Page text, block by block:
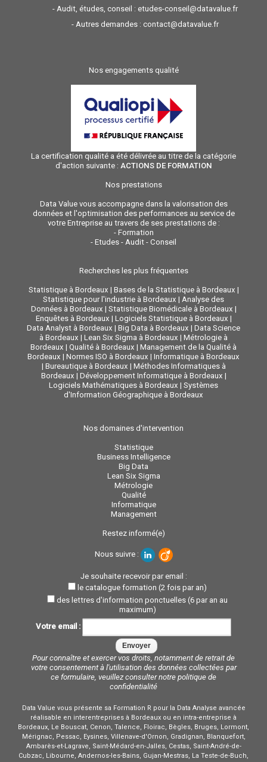
- Audit, études, conseil : etudes-conseil@datavalue.fr
- Autres demandes : contact@datavalue.fr
Nos engagements qualité
La certification qualité a été délivrée au titre de la catégorie
d'action suivante : ACTIONS DE FORMATION
Nos prestations
Data Value vous accompagne dans la valorisation des
données et l'optimisation des performances au service de
votre Entreprise au travers de ses prestations de :
- Formation
- Etudes - Audit - Conseil
Recherches les plus fréquentes
Statistique à Bordeaux | Bases de la Statistique à Bordeaux |
Statistique pour l'industrie à Bordeaux | Analyse des
Données à Bordeaux | Statistique Biomédicale à Bordeaux |
Enquêtes à Bordeaux | Logiciels Statistique à Bordeaux |
Data Analyst à Bordeaux | Big Data à Bordeaux | Data Science
à Bordeaux | Lean Six Sigma à Bordeaux | Métrologie à
Bordeaux | Qualité à Bordeaux | Management de la Qualité à
Bordeaux | Normes ISO à Bordeaux | Informatique à Bordeaux
| Bureautique à Bordeaux | Méthodes Informatiques à
Bordeaux | Développement Informatique à Bordeaux |
Logiciels Mathématiques à Bordeaux | Systèmes
d'Information Géographique à Bordeaux
Nos domaines d'intervention
Statistique
Business Intelligence
Big Data
Lean Six Sigma
Métrologie
Qualité
Informatique
Management
Restez informé(e)
Nous suivre :
Je souhaite recevoir par email :
le catalogue formation (2 fois par an)
des lettres d'information ponctuelles (6 par an au
maximum)
Votre email :
Pour connaître et exercer vos droits, notamment de retrait de
votre consentement à l'utilisation des données collectées par
ce formulaire, veuillez consulter notre politique de
confidentialité
Data Value vous présente sa Formation R pour la Data Analyse avancée
réalisable en interentreprises à Bordeaux ou en intra-entreprise à
Bordeaux, Le Bouscat, Cenon, Talence, Floirac, Bègles, Bruges, Lormont,
Mérignac, Pessac, Eysines, Villenave-d'Ornon, Gradignan, Blanquefort,
Ambarès-et-Lagrave, Saint-Médard-en-Jalles, Cestas, Saint-André-de-
Cubzac, Libourne, Andernos-les-Bains, Gujan-Mestras, La Teste-de-Buch,